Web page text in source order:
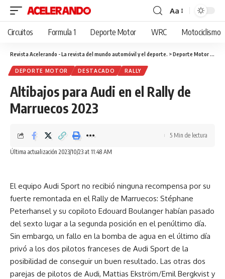
Cambiar
tamaño
fuente
Aa
Circuitos Formula 1 Deporte Motor WRC Motociclismo
Revista Acelerando - La revista del mundo automóvil y el deporte. >Deporte Motor
DEPORTE MOTOR DESTACADO RALLY
Altibajos para Audi en el Rally de
Marruecos 2023
Última actualización 2023/10/23 at 11:48 AM
5 Min de lectura
El equipo Audi Sport no recibió ninguna recompensa por su
fuerte remontada en el Rally de Marruecos: Stéphane
Peterhansel y su copiloto Edouard Boulanger habían pasado
del sexto lugar a la segunda posición en el penúltimo día.
Sin embargo, un fallo en la bomba de agua en el último día
privó a los dos pilotos franceses de Audi Sport de la
posibilidad de conseguir un buen resultado. Las otras dos
parejas de pilotos de Audi, Mattias Ekström/Emil Bergkvist y